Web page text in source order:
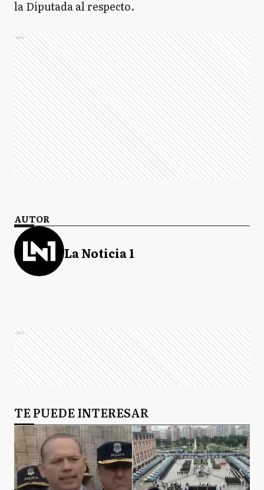
la Diputada al respecto.
Ads
AUTOR
La Noticia 1
Ads
TE PUEDE INTERESAR